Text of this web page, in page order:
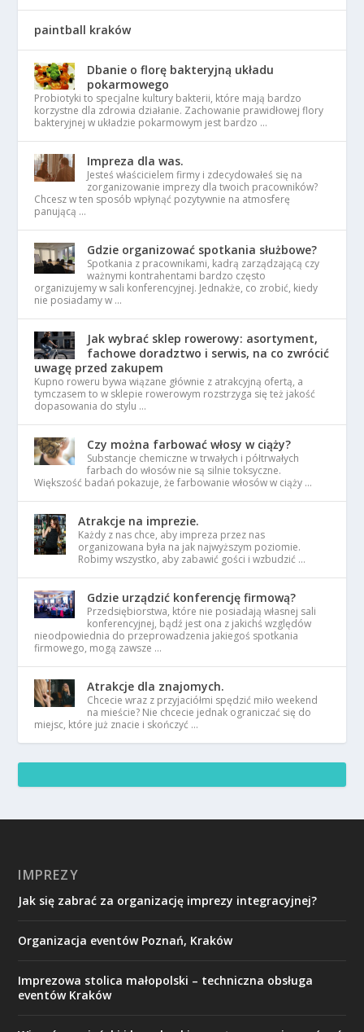
paintball kraków
Dbanie o florę bakteryjną układu
pokarmowego
Probiotyki to specjalne kultury bakterii, które mają bardzo
korzystne dla zdrowia działanie. Zachowanie prawidłowej flory
bakteryjnej w układzie pokarmowym jest bardzo …
Impreza dla was.
Jesteś właścicielem firmy i zdecydowałeś się na
zorganizowanie imprezy dla twoich pracowników?
Chcesz w ten sposób wpłynąć pozytywnie na atmosferę
panującą …
Gdzie organizować spotkania służbowe?
Spotkania z pracownikami, kadrą zarządzającą czy
ważnymi kontrahentami bardzo często
organizujemy w sali konferencyjnej. Jednakże, co zrobić, kiedy
nie posiadamy w …
Jak wybrać sklep rowerowy: asortyment,
fachowe doradztwo i serwis, na co zwrócić
uwagę przed zakupem
Kupno roweru bywa wiązane głównie z atrakcyjną ofertą, a
tymczasem to w sklepie rowerowym rozstrzyga się też jakość
dopasowania do stylu …
Czy można farbować włosy w ciąży?
Substancje chemiczne w trwałych i półtrwałych
farbach do włosów nie są silnie toksyczne.
Większość badań pokazuje, że farbowanie włosów w ciąży …
Atrakcje na imprezie.
Każdy z nas chce, aby impreza przez nas
organizowana była na jak najwyższym poziomie.
Robimy wszystko, aby zabawić gości i wzbudzić …
Gdzie urządzić konferencję firmową?
Przedsiębiorstwa, które nie posiadają własnej sali
konferencyjnej, bądź jest ona z jakichś względów
nieodpowiednia do przeprowadzenia jakiegoś spotkania
firmowego, mogą zawsze …
Atrakcje dla znajomych.
Chcecie wraz z przyjaciółmi spędzić miło weekend
na mieście? Nie chcecie jednak ograniczać się do
miejsc, które już znacie i skończyć …
IMPREZY
Jak się zabrać za organizację imprezy integracyjnej?
Organizacja eventów Poznań, Kraków
Imprezowa stolica małopolski – techniczna obsługa
eventów Kraków